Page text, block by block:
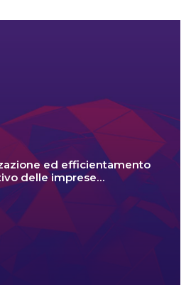
ed efficientamento
delle imprese…